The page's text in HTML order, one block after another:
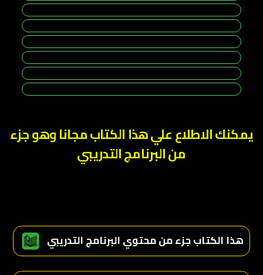
يمكنك الاطلاع علي هذا الكتاب مجانا وهو جزء
من البرنامج التدريبي
هذا الكتاب جزء من محتوي البرنامج التدريبي